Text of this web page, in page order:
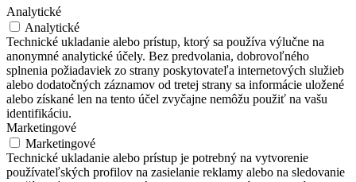
Analytické
Analytické
Technické ukladanie alebo prístup, ktorý sa používa výlučne na
anonymné analytické účely. Bez predvolania, dobrovoľného
splnenia požiadaviek zo strany poskytovateľa internetových služieb
alebo dodatočných záznamov od tretej strany sa informácie uložené
alebo získané len na tento účel zvyčajne nemôžu použiť na vašu
identifikáciu.
Marketingové
Marketingové
Technické ukladanie alebo prístup je potrebný na vytvorenie
používateľských profilov na zasielanie reklamy alebo na sledovanie